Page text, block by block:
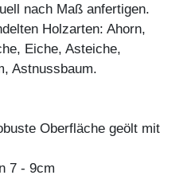
nach Maß anfertigen.
Holzarten: Ahorn,
Eiche, Asteiche,
Astnussbaum.
Oberfläche geölt mit
7 - 9cm